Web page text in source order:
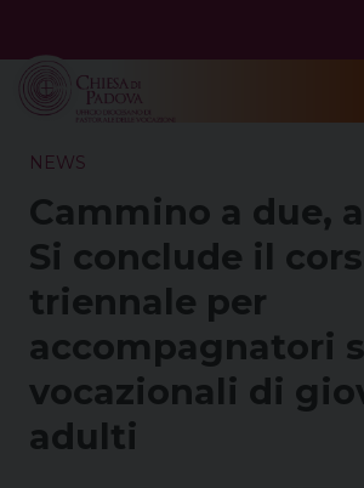
content
NEWS
Cammino a due,
Si conclude il
triennale per
accompagnatori
vocazionali di
adulti